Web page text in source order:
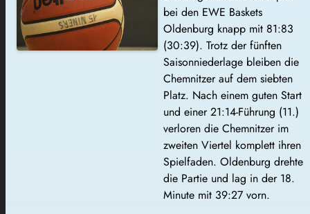
bei den EWE Baskets
Oldenburg knapp mit 81:83
(30:39). Trotz der fünften
Saisonniederlage bleiben die
Chemnitzer auf dem siebten
Platz. Nach einem guten Start
und einer 21:14-Führung (11.)
verloren die Chemnitzer im
zweiten Viertel komplett ihren
Spielfaden. Oldenburg drehte
die Partie und lag in der 18.
Minute mit 39:27 vorn.